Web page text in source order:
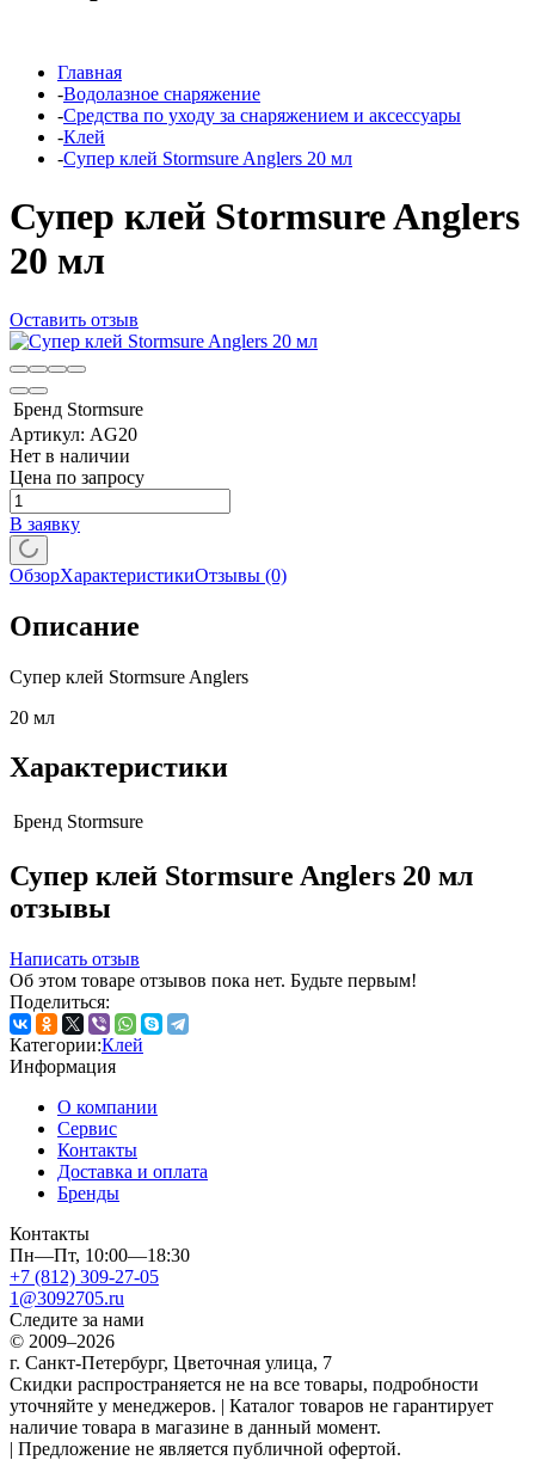
Главная
-Водолазное снаряжение
-Средства по уходу за снаряжением и аксессуары
-Клей
-Супер клей Stormsure Anglers 20 мл
Супер клей Stormsure Anglers
20 мл
Оставить отзыв
Бренд Stormsure
Артикул: AG20
Нет в наличии
Цена по запросу
В заявку
ОбзорХарактеристикиОтзывы (0)
Описание
Супер клей Stormsure Anglers
20 мл
Характеристики
Бренд Stormsure
Супер клей Stormsure Anglers 20 мл
отзывы
Написать отзыв
Об этом товаре отзывов пока нет. Будьте первым!
Поделиться:
Категории:Клей
Информация
О компании
Сервис
Контакты
Доставка и оплата
Бренды
Контакты
Пн—Пт, 10:00—18:30
+7 (812) 309-27-05
1@3092705.ru
Следите за нами
© 2009–2026
г. Санкт-Петербург, Цветочная улица, 7
Скидки распространяется не на все товары, подробности
уточняйте у менеджеров. | Каталог товаров не гарантирует
наличие товара в магазине в данный момент.
| Предложение не является публичной офертой.